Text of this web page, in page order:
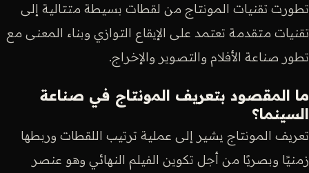
تطورت تقنيات المونتاج من لقطات بسيطة متتالية إلى
تقنيات متقدمة تعتمد على الإيقاع التوازي وبناء المعنى مع
تطور صناعة الأفلام والتصوير والإخراج.
ما المقصود بتعريف المونتاج في صناعة
السينما؟
تعريف المونتاج يشير إلى عملية ترتيب اللقطات وربطها
زمنيًا وبصريًا من أجل تكوين الفيلم النهائي وهو عنصر